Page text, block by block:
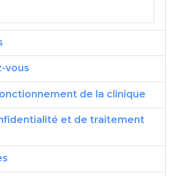
vous
de la clinique
et de traitement